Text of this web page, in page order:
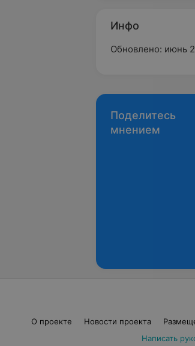
Инфо
Обновлено: июнь
Поделитесь
мнением
О проекте Новости проекта
Написать